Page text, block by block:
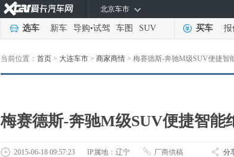
北京车市
选车 新车 导购•试驾 车图 SUV 买车 报
当前位置： 首页 > 大连车市 > 商家商情 > 梅赛德斯-奔驰M级SUV便捷智
梅赛德斯-奔驰M级SUV便捷智能
2015-06-18 09:57:23 IP属地：辽宁 厂商供稿 分